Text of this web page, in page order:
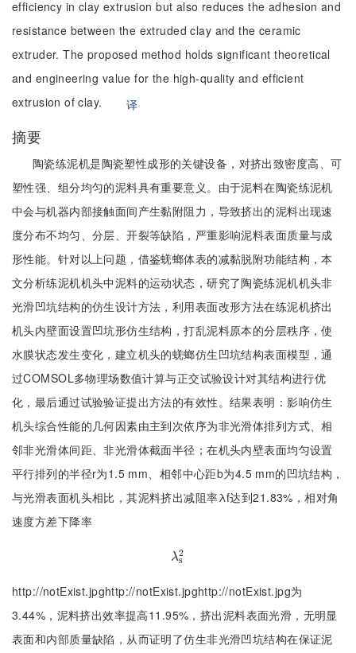
efficiency in clay extrusion but also reduces the adhesion and
resistance between the extruded clay and the ceramic
extruder. The proposed method holds significant theoretical
and engineering value for the high-quality and efficient
extrusion of clay.
译
摘要
陶瓷练泥机是陶瓷塑性成形的关键设备，对挤出致密度高、可
塑性强、组分均匀的泥料具有重要意义。由于泥料在陶瓷练泥机
中会与机器内部接触面间产生黏附阻力，导致挤出的泥料出现速
度分布不均匀、分层、开裂等缺陷，严重影响泥料表面质量与成
形性能。针对以上问题，借鉴蜣螂体表的减黏脱附功能结构，本
文分析练泥机机头中泥料的运动状态，研究了陶瓷练泥机机头非
光滑凹坑结构的仿生设计方法，利用表面改形方法在练泥机挤出
机头内壁面设置凹坑形仿生结构，打乱泥料原本的分层秩序，使
水膜状态发生变化，建立机头的蜣螂仿生凹坑结构表面模型，通
过COMSOL多物理场数值计算与正交试验设计对其结构进行优
化，最后通过试验验证提出方法的有效性。结果表明：影响仿生
机头综合性能的几何因素由主到次依序为非光滑体排列方式、相
邻非光滑体间距、非光滑体截面半径；在机头内壁表面均匀设置
平行排列的半径r为1.5 mm、相邻中心距b为4.5 mm的凹坑结构，
与光滑表面机头相比，其泥料挤出减阻率λf达到21.83%，相对角
速度方差下降率
λ2
s
λs
http://notExist.jpghttp://notExist.jpghttp://notExist.jpg为
3.44%，泥料挤出效率提高11.95%，挤出泥料表面光滑，无明显
表面和内部质量缺陷，从而证明了仿生非光滑凹坑结构在保证泥